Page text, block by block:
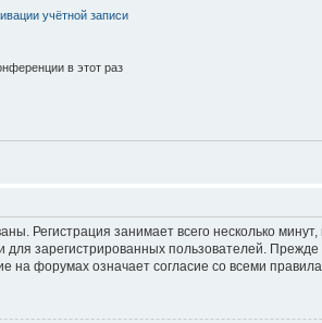
учётной записи
в этот раз
Регистрация занимает всего несколько
зарегистрированных пользователей.
на форумах означает согласие со всеми